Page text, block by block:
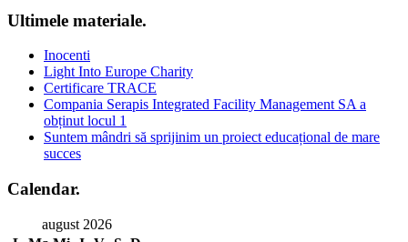
Ultimele materiale.
Inocenti
Light Into Europe Charity
Certificare TRACE
Compania Serapis Integrated Facility Management SA a
obținut locul 1
Suntem mândri să sprijinim un proiect educațional de mare
succes
Calendar.
august 2026